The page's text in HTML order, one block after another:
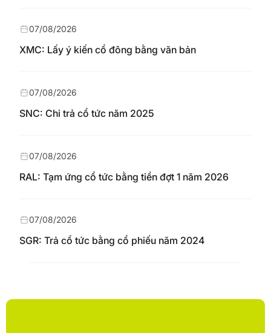
XMC: Lấy ý kiến cổ đông bằng văn bản
07/08/2026
SNC: Chi trả cổ tức năm 2025
07/08/2026
RAL: Tạm ứng cổ tức bằng tiền đợt 1 năm 2026
07/08/2026
SGR: Trả cổ tức bằng cổ phiếu năm 2024
07/08/2026